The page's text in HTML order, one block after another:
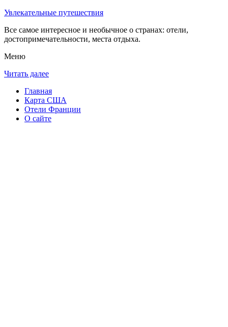
Увлекательные путешествия
Все самое интересное и необычное о странах: отели,
достопримечательности, места отдыха.
Меню
Читать далее
Главная
Карта США
Отели Франции
О сайте